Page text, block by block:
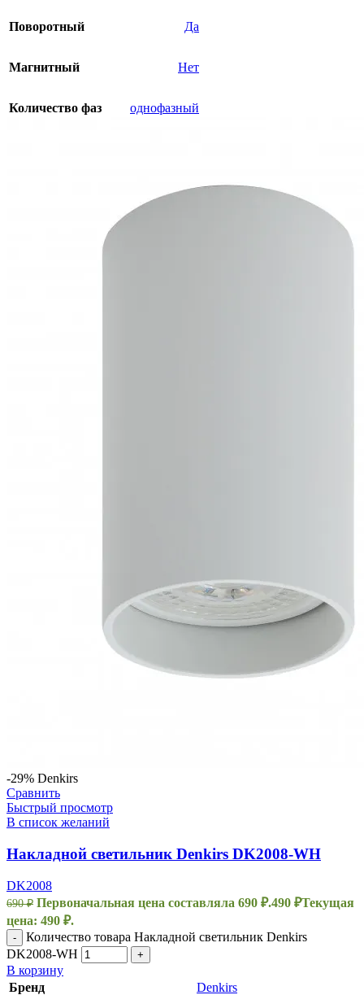
Поворотный Да
Магнитный Нет
Количество фаз однофазный
-29% Denkirs
Сравнить
Быстрый просмотр
В список желаний
Накладной светильник Denkirs DK2008-WH
DK2008
690₽ Первоначальная цена составляла 690 ₽.490 ₽Текущая
цена: 490 ₽.
-
Количество товара Накладной светильник Denkirs
DK2008-WH
+
В корзину
Бренд
Denkirs